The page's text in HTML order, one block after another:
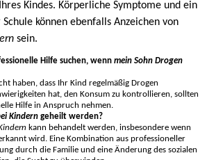
Kindes. Körperliche Symptome und ein
können ebenfalls Anzeichen von
sein.
Hilfe suchen, wenn mein Sohn Drogen
haben, dass Ihr Kind regelmäßig Drogen
hat, den Konsum zu kontrollieren, sollten
Hilfe in Anspruch nehmen.
Kindern geheilt werden?
kann behandelt werden, insbesondere wenn
wird. Eine Kombination aus professioneller
durch die Familie und eine Änderung des sozialen